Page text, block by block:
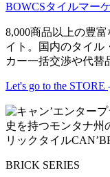
BOWCSタイルマー
8,000商品以上の豊
イト。国内のタイル
カー一括交渉や代替
Let's go to the STORE
BRICK SERIES